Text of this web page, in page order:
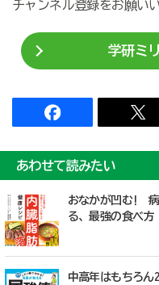
チャンネル登録をお願い
学研ミ
あわせて読みたい
おなかが凹む!
る、最強の食べ方
中高年はもちろん